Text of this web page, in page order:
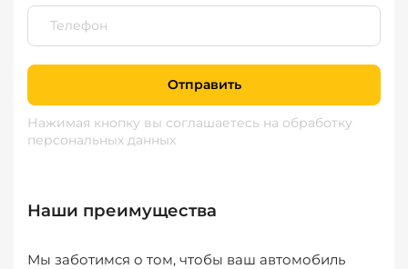
Отправить
Нажимая кнопку вы соглашаетесь на обработку
персональных данных
Наши преимущества
Мы заботимся о том, чтобы ваш автомобиль